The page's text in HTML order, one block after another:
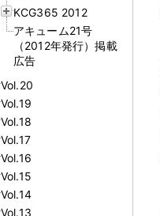
KCG365 2012
アキューム21号
（2012年発行）掲載
広告
Vol.20
Vol.19
Vol.18
Vol.17
Vol.16
Vol.15
Vol.14
Vol.13